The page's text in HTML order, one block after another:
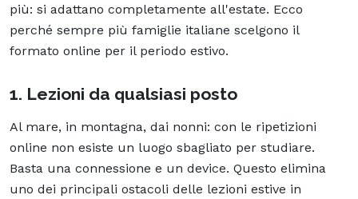
più: si adattano completamente all'estate. Ecco
perché sempre più famiglie italiane scelgono il
formato online per il periodo estivo.
1. Lezioni da qualsiasi posto
Al mare, in montagna, dai nonni: con le ripetizioni
online non esiste un luogo sbagliato per studiare.
Basta una connessione e un device. Questo elimina
uno dei principali ostacoli delle lezioni estive in